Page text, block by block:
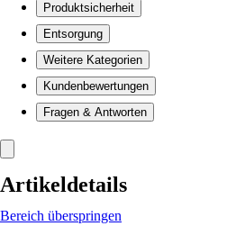
Produktsicherheit
Entsorgung
Weitere Kategorien
Kundenbewertungen
Fragen & Antworten
Artikeldetails
Bereich überspringen